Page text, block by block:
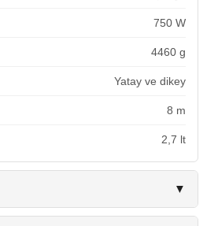
750 W
4460 g
Yatay ve dikey
8 m
2,7 lt
▼